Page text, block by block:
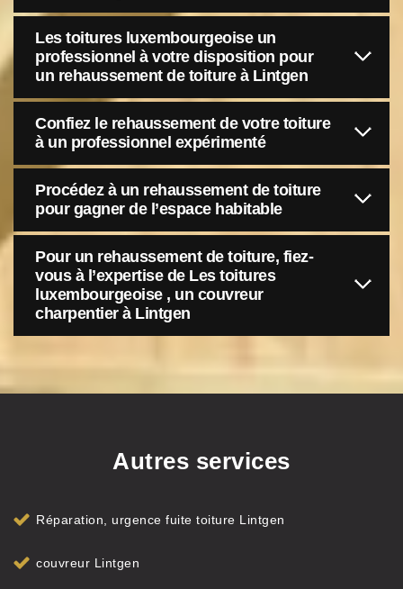
Les toitures luxembourgeoise un
professionnel à votre disposition pour
un rehaussement de toiture à Lintgen
Confiez le rehaussement de votre toiture
à un professionnel expérimenté
Procédez à un rehaussement de toiture
pour gagner de l’espace habitable
Pour un rehaussement de toiture, fiez-
vous à l’expertise de Les toitures
luxembourgeoise , un couvreur
charpentier à Lintgen
Autres services
Réparation, urgence fuite toiture Lintgen
couvreur Lintgen